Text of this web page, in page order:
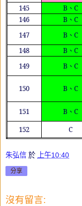
145
B 、C
146 B 、C
147 B 、C
148
B 、C
149
B 、C
150 B 、C
151 B 、C
152
C
朱弘信 於 上午10:40
分享
沒有留言: